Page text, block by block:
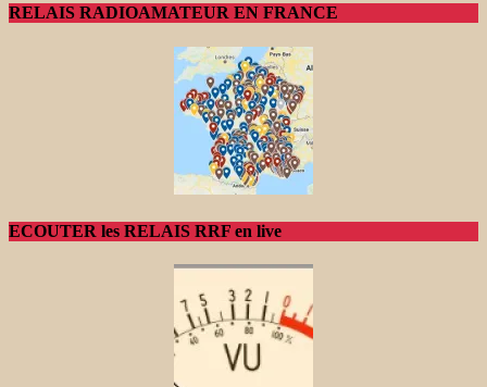
RELAIS RADIOAMATEUR EN FRANCE
ECOUTER les RELAIS RRF en live